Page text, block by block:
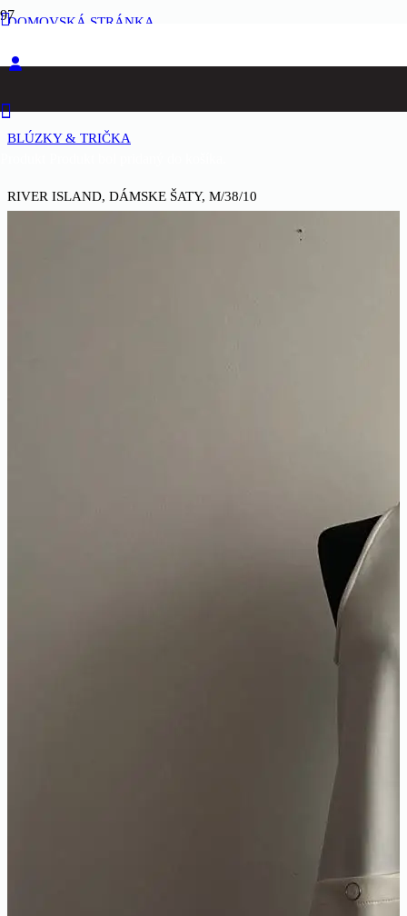
DOMOVSKÁ STRÁNKA
BLÚZKY & TRIČKA
RIVER ISLAND, DÁMSKE ŠATY, M/38/10